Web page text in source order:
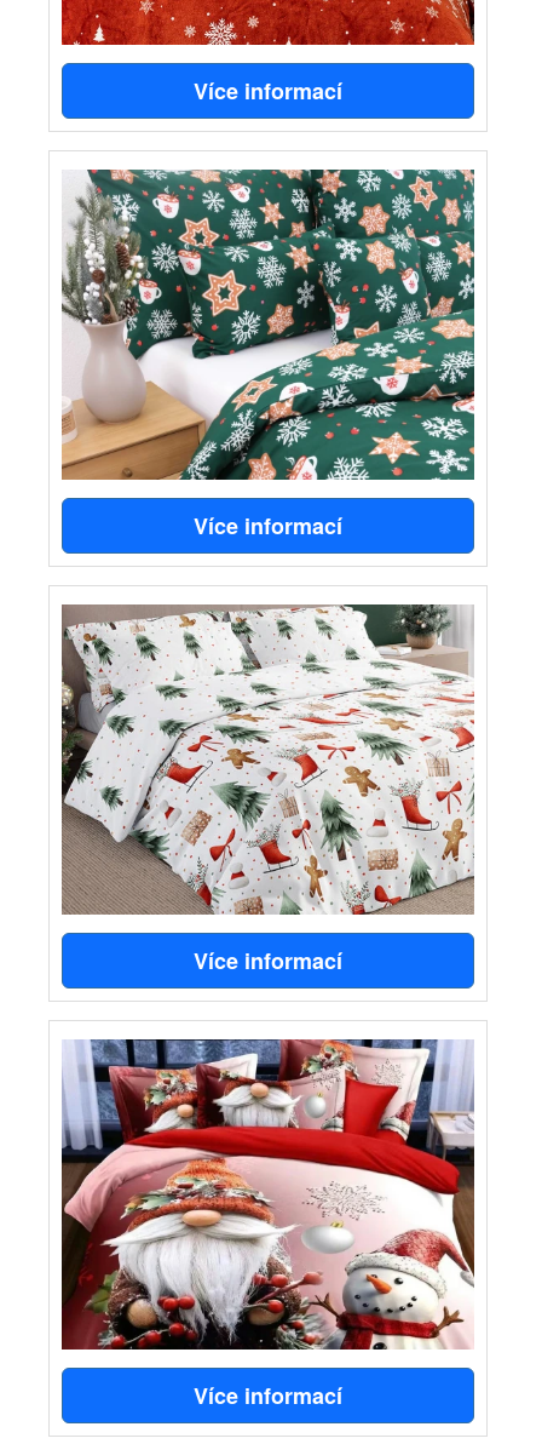
Více informací
Více informací
Více informací
Více informací